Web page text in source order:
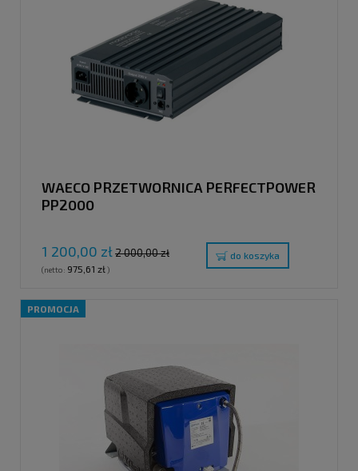
WAECO PRZETWORNICA PERFECTPOWER
PP2000
1 200,00 zł 2 000,00 zł
(netto: 975,61 zł)
do koszyka
PROMOCJA